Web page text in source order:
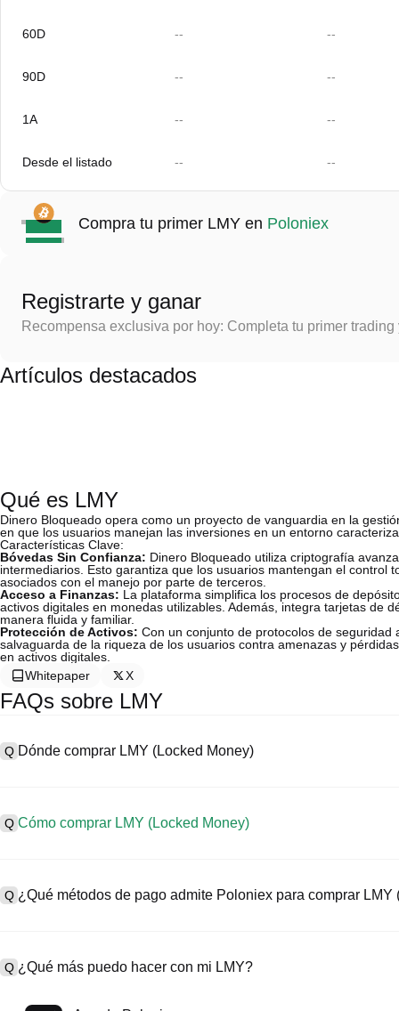
60D -- --
90D -- --
1A -- --
Desde el listado -- --
Compra tu primer LMY en Poloniex
Registrarte y ganar
Recompensa exclusiva por hoy: Completa tu primer
Artículos destacados
Qué es LMY
Dinero Bloqueado opera como un proyecto de vanguardia en la
en que los usuarios manejan las inversiones en un entorno
Características Clave:
Bóvedas Sin Confianza: Dinero Bloqueado utiliza criptografía
intermediarios. Esto garantiza que los usuarios mantengan el control
asociados con el manejo por parte de terceros.
Acceso a Finanzas: La plataforma simplifica los procesos de
activos digitales en monedas utilizables. Además, integra tarjetas de
manera fluida y familiar.
Protección de Activos: Con un conjunto de protocolos de
salvaguarda de la riqueza de los usuarios contra amenazas y
en activos digitales.
Whitepaper
X
FAQs sobre LMY
Q Dónde comprar LMY (Locked Money)
ofrecen interfaces fáciles de usar, alta liquidez y una variedad de
ejemplo, Poloniex admite trading en criptomonedas
1. Crea una cuenta y completa la verificación KYC.
2. Deposita fondos en tu cuenta con monedas fiat y criptomonedas.
Q Cómo comprar LMY (Locked Money)
una amplia gama de activos digitales de alta calidad.
Q ¿Qué métodos de pago admite Poloniex para comprar LMY
1) Tarjeta de crédito/débito (como Visa y Mastercard) para
2) Trading P2P para comprar USDT a otros usuarios, protegido
Q ¿Qué más puedo hacer con mi LMY?